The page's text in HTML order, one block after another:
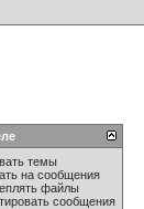
темы
на сообщения
файлы
сообщения